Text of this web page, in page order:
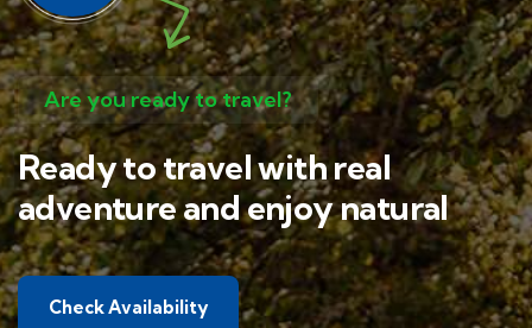
Are you ready to travel?
Ready to travel with real
adventure and enjoy natural
Check Availability